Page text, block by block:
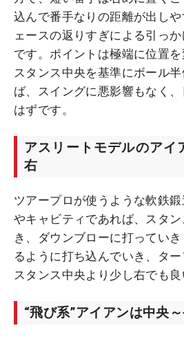
込んで番手なりの距離が出し
ェースの返りすぎによる引っ
です。ポイントは極端に位置を
スタンス中央を基準にボール
ば、スイングに悪影響もなく
はずです。
アスリートモデルのアイ
右
ツアープロが使うような軟鉄
やキャビティであれば、スタ
き、ダウンブローに打ってい
るように打ち込んでいき、ター
スタンス中央より少し右でも良
“飛び系”アイアンは中央